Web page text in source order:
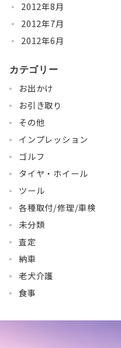
2012年8月
2012年7月
2012年6月
カテゴリー
お出かけ
お引き取り
その他
インプレッション
ゴルフ
タイヤ・ホイール
ツール
各種取付/修理/車検
未分類
査定
納車
老犬介護
食事